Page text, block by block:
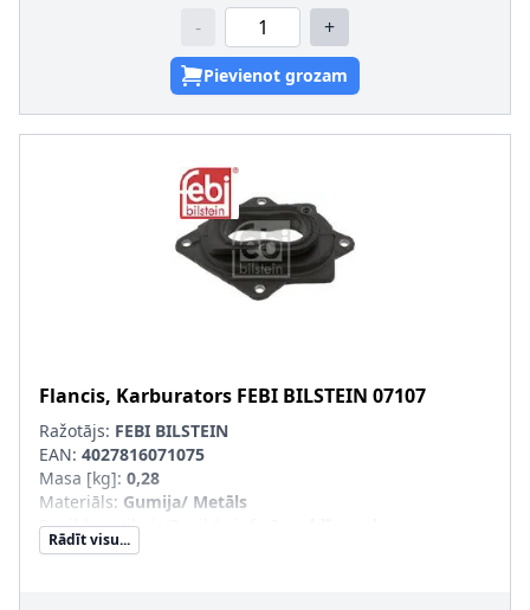
- +
Pievienot grozam
Flancis, Karburators FEBI BILSTEIN 07107
Ražotājs: FEBI BILSTEIN
EAN: 4027816071075
Masa [kg]: 0,28
Materiāls: Gumija/ Metāls
Papildu artikuls/Papildu info 2
Rādīt visu...